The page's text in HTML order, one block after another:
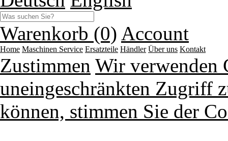
Warenkorb (0) Account
Home Maschinen Service Ersatzteile Händler Über uns Kontakt
Zustimmen Wir verwenden
uneingeschränkten Zugriff
können, stimmen Sie der